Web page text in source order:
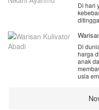
Di hari
noda
tamu,
Di
harga
anak
usia
alam.
belas